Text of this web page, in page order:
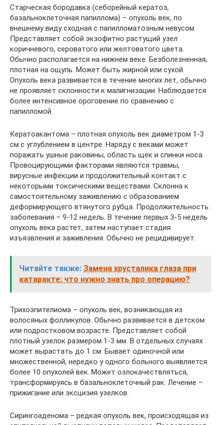
Старческая бородавка (себорейный кератоз,
базальноклеточная папиллома) – опухоль век, по
внешнему виду сходная с папилломатозным невусом.
Представляет собой экзофитно растущий узел
коричневого, сероватого или желтоватого цвета.
Обычно располагается на нижнем веке. Безболезненная,
плотная на ощупь. Может быть жирной или сухой.
Опухоль века развивается в течение многих лет, обычно
не проявляет склонности к малигнизации. Наблюдается
более интенсивное ороговение по сравнению с
папилломой.
Кератоакантома – плотная опухоль век диаметром 1-3
см с углублением в центре. Наряду с веками может
поражать ушные раковины, область щек и спинки носа.
Провоцирующими факторами являются травмы,
вирусные инфекции и продолжительный контакт с
некоторыми токсическими веществами. Склонна к
самостоятельному заживлению с образованием
деформирующего втянутого рубца. Продолжительность
заболевания – 9-12 недель. В течение первых 3-5 недель
опухоль века растет, затем наступает стадия
изъязвления и заживления. Обычно не рецидивирует.
Читайте также: Замена хрусталика глаза при
катаракте: что нужно знать про операцию?
Трихоэпителиома – опухоль век, возникающая из
волосяных фолликулов. Обычно развивается в детском
или подростковом возрасте. Представляет собой
плотный узелок размером 1-3 мм. В отдельных случаях
может вырастать до 1 см. Бывает одиночной или
множественной, нередко у одного больного выявляется
более 10 опухолей век. Может озлокачествляться,
трансформируясь в базальноклеточный рак. Лечение –
прижигание или эксцизия узелков.
Сирингоаденома – редкая опухоль век, происходящая из